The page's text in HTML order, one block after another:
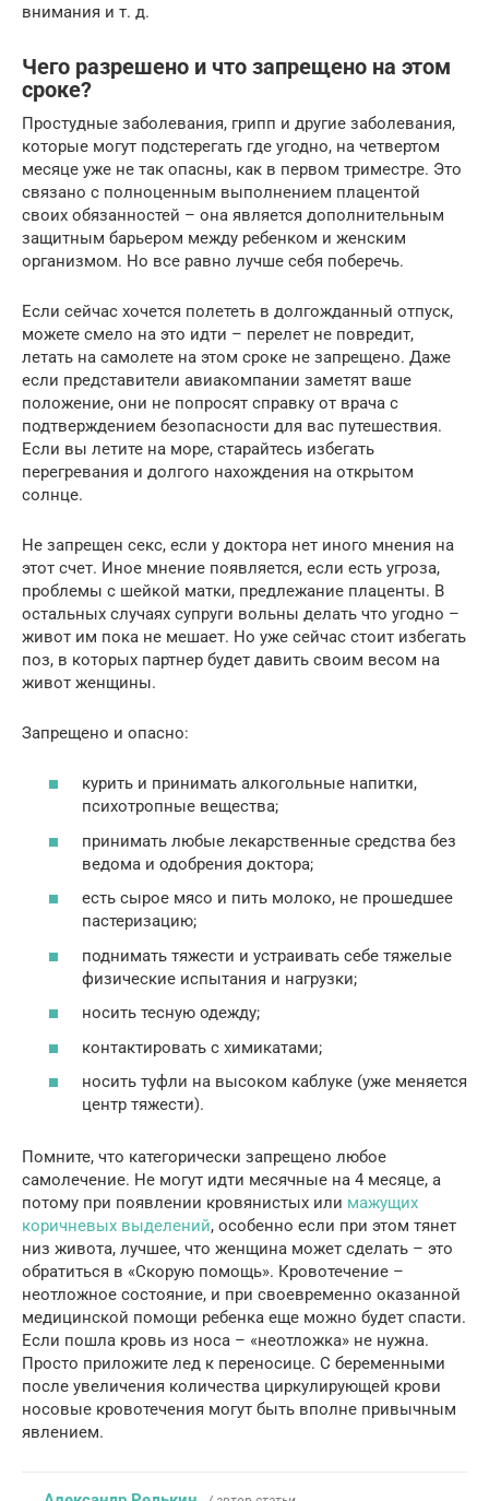
внимания и т. д.
Чего разрешено и что запрещено на этом
сроке?
Простудные заболевания, грипп и другие заболевания,
которые могут подстерегать где угодно, на четвертом
месяце уже не так опасны, как в первом триместре. Это
связано с полноценным выполнением плацентой
своих обязанностей – она является дополнительным
защитным барьером между ребенком и женским
организмом. Но все равно лучше себя поберечь.
Если сейчас хочется полететь в долгожданный отпуск,
можете смело на это идти – перелет не повредит,
летать на самолете на этом сроке не запрещено. Даже
если представители авиакомпании заметят ваше
положение, они не попросят справку от врача с
подтверждением безопасности для вас путешествия.
Если вы летите на море, старайтесь избегать
перегревания и долгого нахождения на открытом
солнце.
Не запрещен секс, если у доктора нет иного мнения на
этот счет. Иное мнение появляется, если есть угроза,
проблемы с шейкой матки, предлежание плаценты. В
остальных случаях супруги вольны делать что угодно –
живот им пока не мешает. Но уже сейчас стоит избегать
поз, в которых партнер будет давить своим весом на
живот женщины.
Запрещено и опасно:
курить и принимать алкогольные напитки,
психотропные вещества;
принимать любые лекарственные средства без
ведома и одобрения доктора;
есть сырое мясо и пить молоко, не прошедшее
пастеризацию;
поднимать тяжести и устраивать себе тяжелые
физические испытания и нагрузки;
носить тесную одежду;
контактировать с химикатами;
носить туфли на высоком каблуке (уже меняется
центр тяжести).
Помните, что категорически запрещено любое
самолечение. Не могут идти месячные на 4 месяце, а
потому при появлении кровянистых или мажущих
коричневых выделений, особенно если при этом тянет
низ живота, лучшее, что женщина может сделать – это
обратиться в «Скорую помощь». Кровотечение –
неотложное состояние, и при своевременно оказанной
медицинской помощи ребенка еще можно будет спасти.
Если пошла кровь из носа – «неотложка» не нужна.
Просто приложите лед к переносице. С беременными
после увеличения количества циркулирующей крови
носовые кровотечения могут быть вполне привычным
явлением.